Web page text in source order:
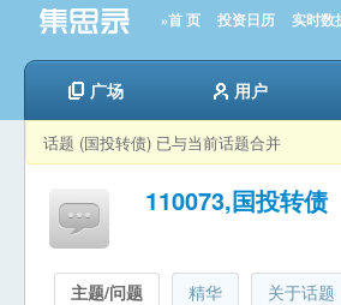
»首 页 投资日历 实时数
广场 用户
话题 (国投转债) 已与当前话题合并
110073,国投转债
主题/问题 精华 关于话题